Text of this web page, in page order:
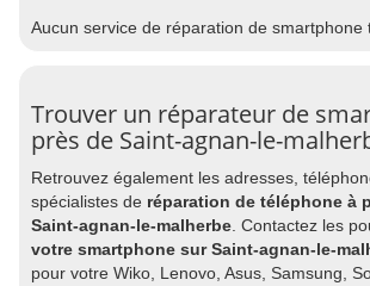
Aucun service de réparation de smartphone
Trouver un réparateur de
près de Saint-agnan-le-
Retrouvez également les adresses,
spécialistes de réparation de téléphone à
Saint-agnan-le-malherbe . Contactez les
votre smartphone sur Saint-agnan-le-
pour votre Wiko, Lenovo, Asus, Samsung,